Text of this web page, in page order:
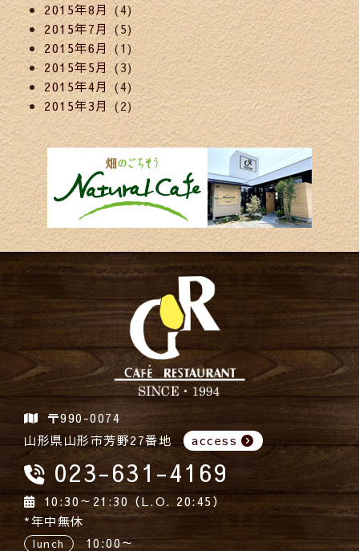
2015年8月(4)
2015年7月(5)
2015年6月 (1)
2015年5月 (3)
2015年4月 (4)
2015年3月 (2)
〒990-0074
山形県山形市芳野27番地
access
023-631-4169
10:30～21:30（L.O. 20:45）
*年中無休
lunch 10:00～